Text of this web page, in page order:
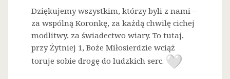
Dziękujemy wszystkim, którzy byli z nami –
za wspólną Koronkę, za każdą chwilę cichej
modlitwy, za świadectwo wiary. To tutaj,
przy Żytniej 1, Boże Miłosierdzie wciąż
toruje sobie drogę do ludzkich serc.